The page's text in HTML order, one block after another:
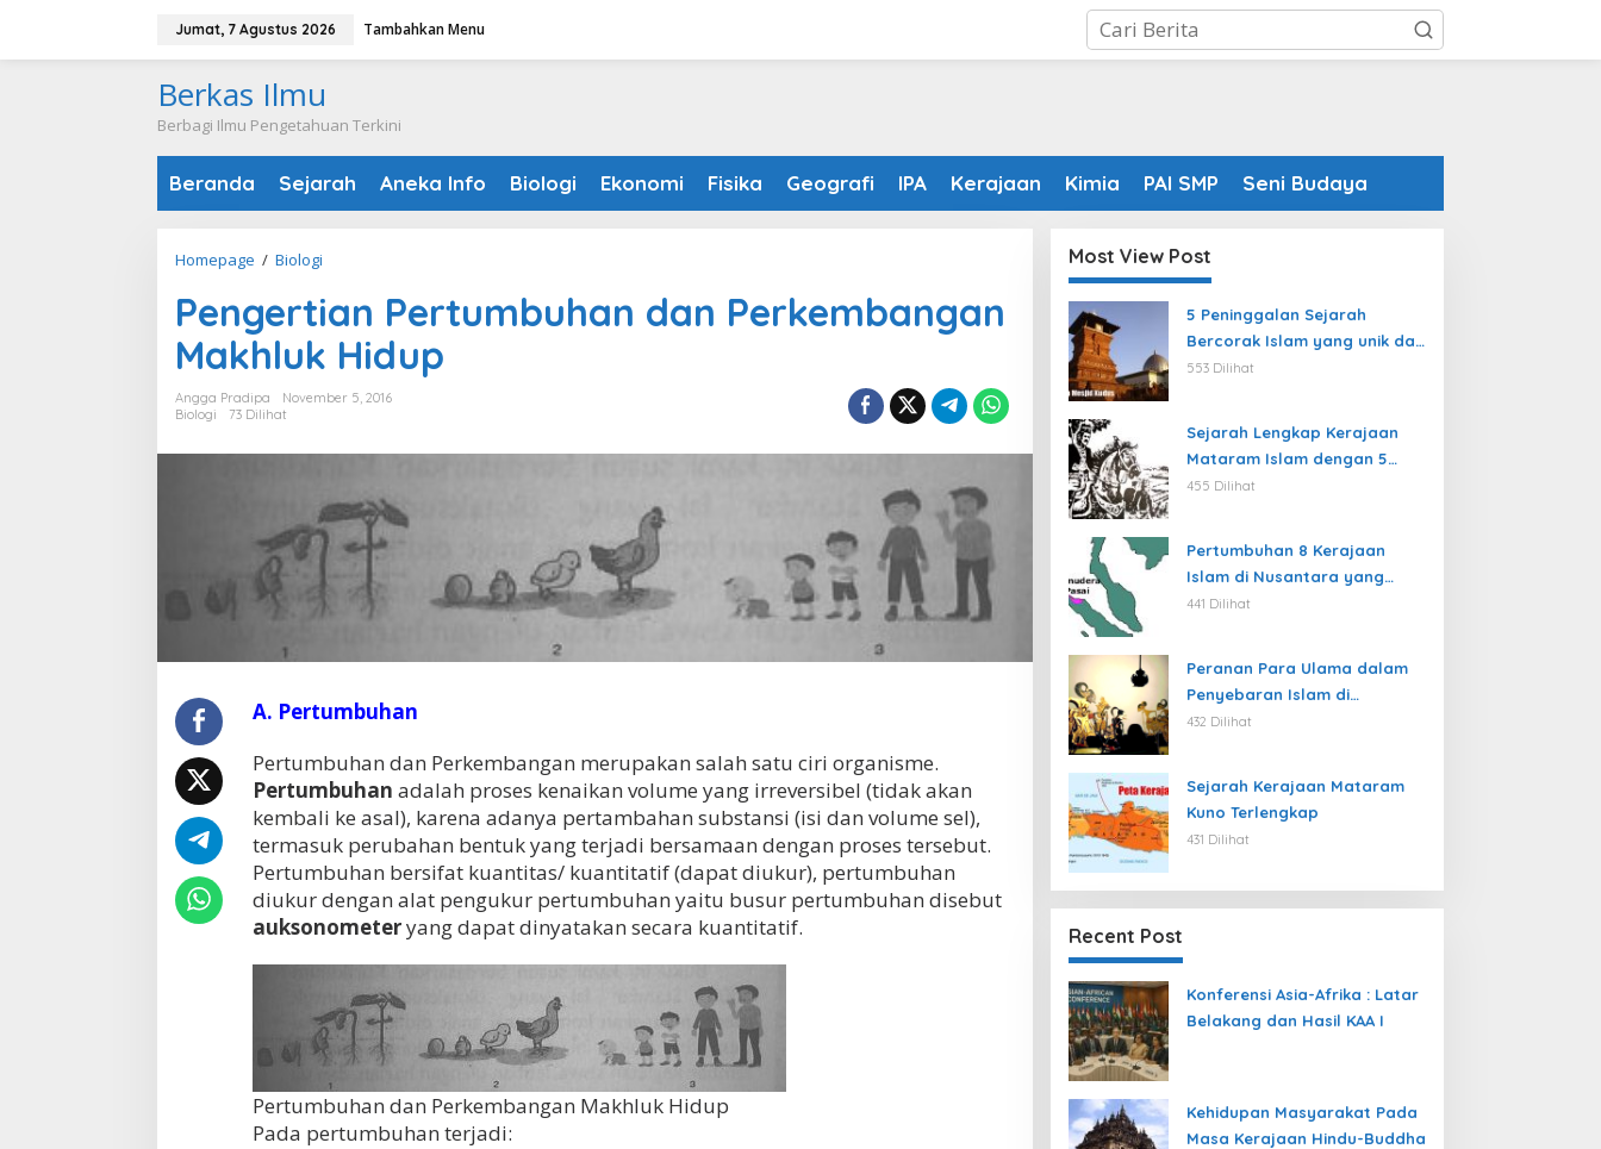
konten
Jumat, 7 Agustus 2026 Tambahkan Menu
Berkas Ilmu
Berbagi Ilmu Pengetahuan Terkini
Beranda Sejarah Aneka Info Biologi Ekonomi Fisika Geografi IPA Kerajaan Kimia PAI SMP Seni Budaya
Homepage / Biologi
dan
Perkembangan
Makhluk
Hidup
Pengertian Pertumbuhan dan Perkembangan
Makhluk Hidup
Angga Pradipa
November 5, 2016
Biologi
73 Dilihat
A. Pertumbuhan
Pertumbuhan dan Perkembangan merupakan salah satu ciri organisme.
Pertumbuhan adalah proses kenaikan volume yang irreversibel (tidak akan
kembali ke asal), karena adanya pertambahan substansi (isi dan volume sel),
termasuk perubahan bentuk yang terjadi bersamaan dengan proses tersebut.
Pertumbuhan bersifat kuantitas/ kuantitatif (dapat diukur), pertumbuhan
diukur dengan alat pengukur pertumbuhan yaitu busur pertumbuhan disebut
auksonometeryang dapat dinyatakan secara kuantitatif.
Pertumbuhan dan Perkembangan Makhluk Hidup
Pada pertumbuhan terjadi:
Most View Post
5 Peninggalan Sejarah
Bercorak Islam yang unik dan
sulit ditiru masyarakat
553 Dilihat
Sejarah Lengkap Kerajaan
Mataram Islam dengan 5
Rajanya yang terkenal
455 Dilihat
Pertumbuhan 8 Kerajaan
Islam di Nusantara yang
jarang dibahas
441 Dilihat
Peranan Para Ulama dalam
Penyebaran Islam di
Nusantara
432 Dilihat
Sejarah Kerajaan Mataram
Kuno Terlengkap
431 Dilihat
Recent Post
Konferensi Asia-Afrika : Latar
Belakang dan Hasil KAA I
Kehidupan Masyarakat Pada
Masa Kerajaan Hindu-Buddha